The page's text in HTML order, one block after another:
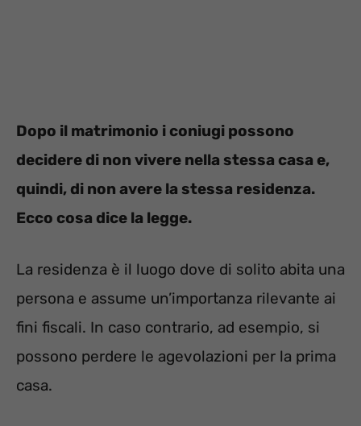
Dopo il matrimonio i coniugi possono
decidere di non vivere nella stessa casa e,
quindi, di non avere la stessa residenza.
Ecco cosa dice la legge.
La residenza è il luogo dove di solito abita una
persona e assume un’importanza rilevante ai
fini fiscali. In caso contrario, ad esempio, si
possono perdere le agevolazioni per la prima
casa.